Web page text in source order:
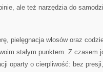
ale też narzędzia do
pielęgnacja włosów oraz
stałym punktem. Z czasem
oparty o cierpliwość: bez